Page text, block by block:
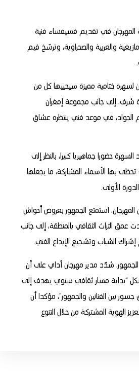
في تقديم فسيفساء فنية
والعربية والصحراوية، وترسّخ قيم
لسهرة ختامية مميزة سيحييها كل من
شرف، إلى جانب مجموعة إمغران
الجواد، في موعد فني ينتظره عشاق
حضورا جماهيريا كبيرا، بالنظر إلى
تحظى بها الأسماء المشاركة، ما يجعلها
الأولى.
المهرجان، استمتع الجمهور بعروض أحواش
عمق التراث الثقافي بالمنطقة، إلى جانب
الشباب وتشجيع الإبداع الفني.
شدّد مدير مهرجان أداي على أن
“بداية مسار ثقافي سنوي يهدف إلى
جسور بين الفنانين والجمهور”، مؤكدا أن
الهوية المشتركة من خلال التنوع